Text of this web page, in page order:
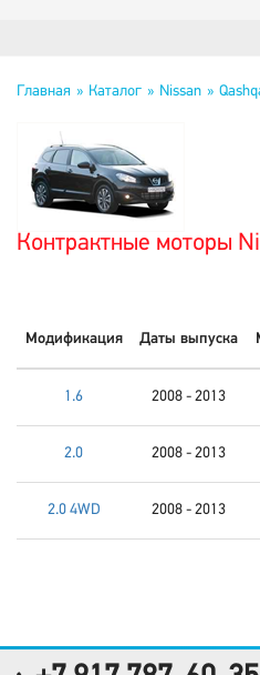
Главная Каталог Nissan
Контрактные моторы
Модификация Даты выпуска
1.6 2008 - 2013
2.0 2008 - 2013
2.0 4WD 2008 - 2013